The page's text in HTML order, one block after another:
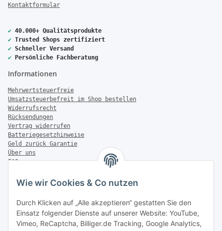
Wie wir Cookies & Co nutzen
Durch Klicken auf „Alle akzeptieren“ gestatten Sie den
Einsatz folgender Dienste auf unserer Website: YouTube,
Vimeo, ReCaptcha, Billiger.de Tracking, Google Analytics,
Kontaktformular
✔ 40.000+ Qualitätsprodukte
✔ Trusted Shops zertifiziert
✔ Schneller Versand
✔ Persönliche Fachberatung
Informationen
Mehrwertsteuerfreie
Umsatzsteuerbefreit im Shop bestellen
Widerrufsrecht
Rücksendungen
Vertrag widerrufen
Batteriegesetzhinweise
Geld zurück Garantie
Über uns
FAQ
Zahlung & Versand